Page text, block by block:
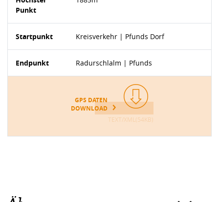
Punkt
Startpunkt Kreisverkehr | Pfunds Dorf
Endpunkt Radurschlalm | Pfunds
GPS DATEN
DOWNLOAD
TEXT/XML(54KB)